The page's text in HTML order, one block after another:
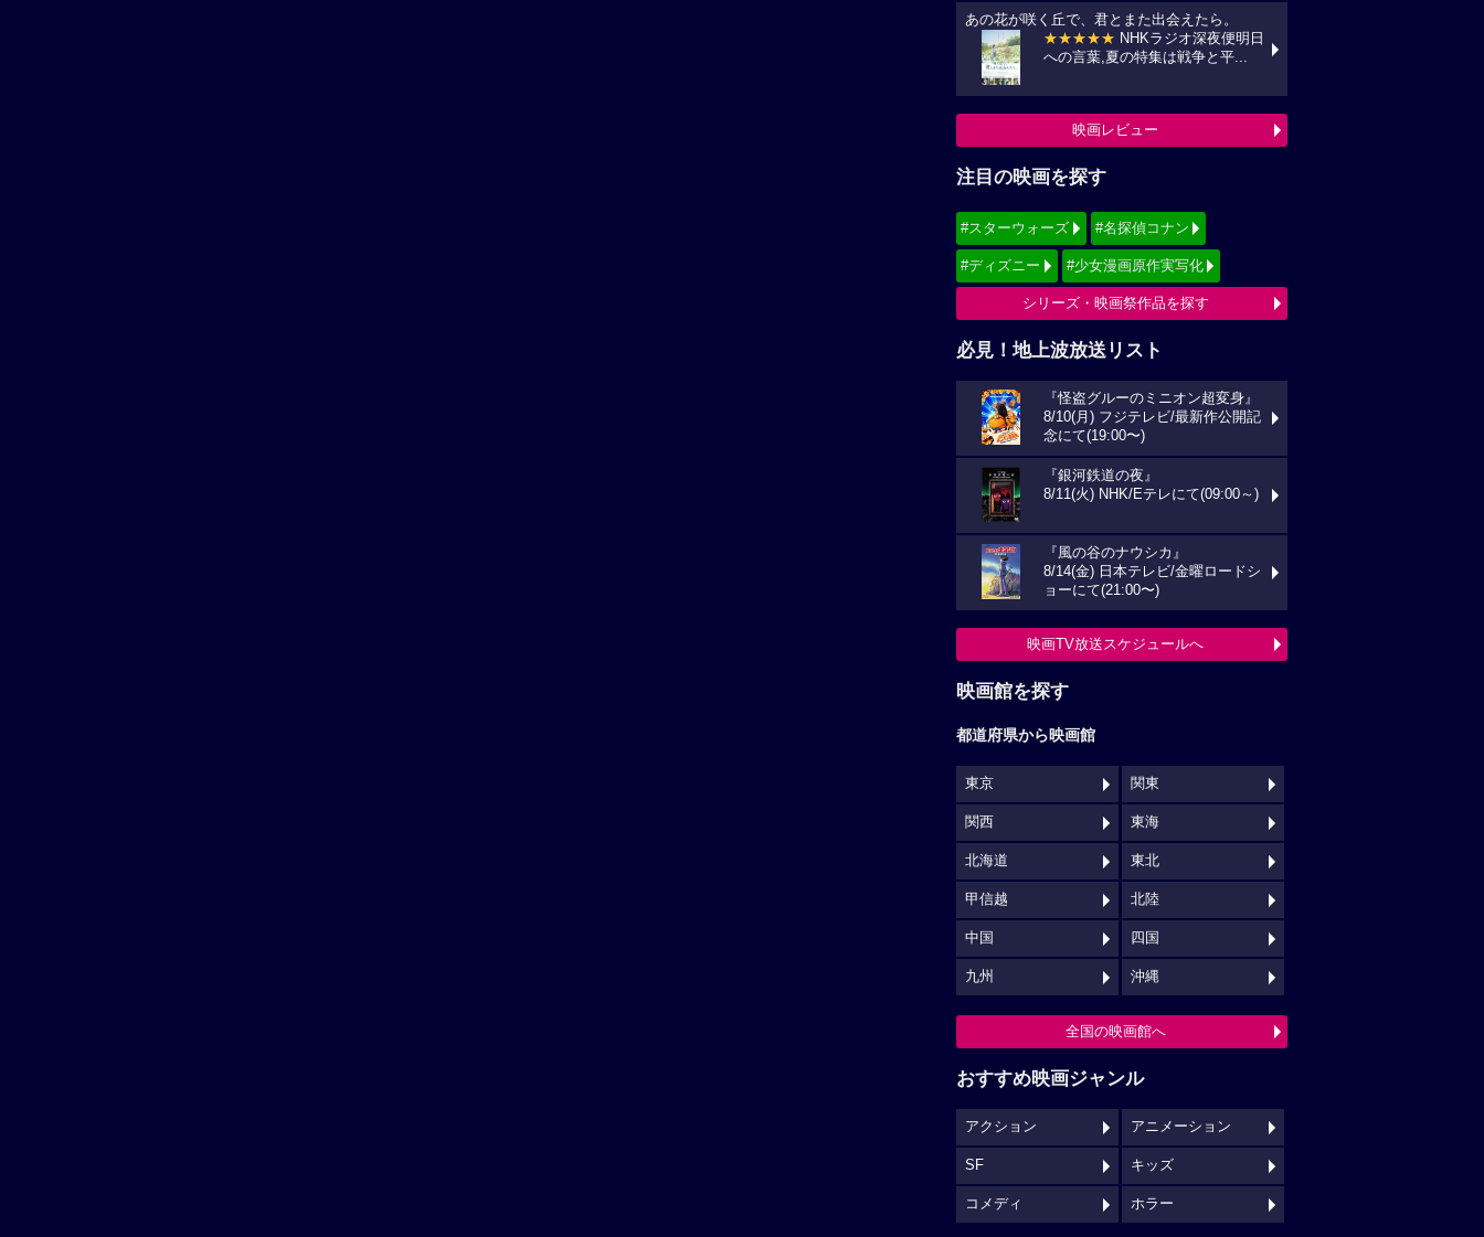
あの花が咲く丘で、君とまた出会えたら。
★★★★★ NHKラジオ深夜便明日
への言葉,夏の特集は戦争と平...
映画レビュー
注目の映画を探す
#スターウォーズ #名探偵コナン
#ディズニー #少女漫画原作実写化
シリーズ・映画祭作品を探す
必見！地上波放送リスト
『怪盗グルーのミニオン超変身』
8/10(月) フジテレビ/最新作公開記
念にて(19:00〜)
『銀河鉄道の夜』
8/11(火) NHK/Eテレにて(09:00～)
『風の谷のナウシカ』
8/14(金) 日本テレビ/金曜ロードシ
ョーにて(21:00〜)
映画TV放送スケジュールへ
映画館を探す
都道府県から映画館
東京 関東
関西 東海
北海道 東北
甲信越 北陸
中国 四国
九州 沖縄
全国の映画館へ
おすすめ映画ジャンル
アクション アニメーション
SF キッズ
コメディ ホラー